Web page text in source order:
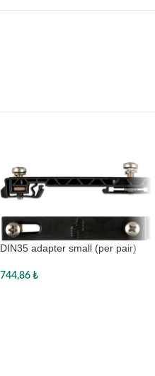
DIN35 adapter small (per pair)
744,86 ₺